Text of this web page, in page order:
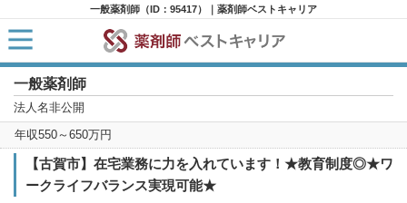
一般薬剤師（ID：95417）｜薬剤師ベストキャリア
一般薬剤師
法人名非公開
年収550～650万円
【古賀市】在宅業務に力を入れています！★教育制度◎★ワ
ークライフバランス実現可能★
HOME
求人検索
新着求人
求人ランキング
キャリアアドバイザー紹介
コラム
転職支援サービスに申し込む